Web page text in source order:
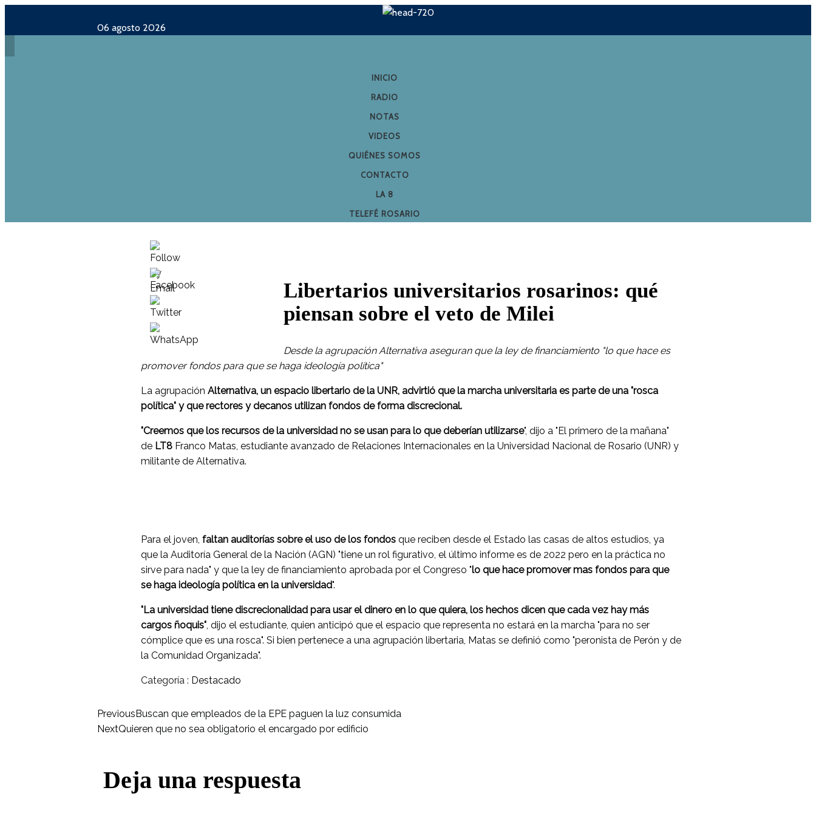
06 agosto 2026
INICIO
RADIO
NOTAS
VIDEOS
QUIÉNES SOMOS
CONTACTO
LA 8
TELEFÉ ROSARIO
Libertarios universitarios rosarinos: qué
piensan sobre el veto de Milei
Desde la agrupación Alternativa aseguran que la ley de financiamiento "lo que hace es
promover fondos para que se haga ideología política"
La agrupación Alternativa, un espacio libertario de la UNR, advirtió que la marcha universitaria es parte de una "rosca
política" y que rectores y decanos utilizan fondos de forma discrecional.
"Creemos que los recursos de la universidad no se usan para lo que deberían utilizarse", dijo a "El primero de la mañana"
de LT8 Franco Matas, estudiante avanzado de Relaciones Internacionales en la Universidad Nacional de Rosario (UNR) y
militante de Alternativa.
Para el joven, faltan auditorías sobre el uso de los fondos que reciben desde el Estado las casas de altos estudios, ya
que la Auditoría General de la Nación (AGN) "tiene un rol figurativo, el último informe es de 2022 pero en la práctica no
sirve para nada" y que la ley de financiamiento aprobada por el Congreso "lo que hace promover mas fondos para que
se haga ideología política en la universidad".
"La universidad tiene discrecionalidad para usar el dinero en lo que quiera, los hechos dicen que cada vez hay más
cargos ñoquis", dijo el estudiante, quien anticipó que el espacio que representa no estará en la marcha "para no ser
cómplice que es una rosca". Si bien pertenece a una agrupación libertaria, Matas se definió como "peronista de Perón y de
la Comunidad Organizada".
Categoría : Destacado
PreviousBuscan que empleados de la EPE paguen la luz consumida
NextQuieren que no sea obligatorio el encargado por edificio
Deja una respuesta